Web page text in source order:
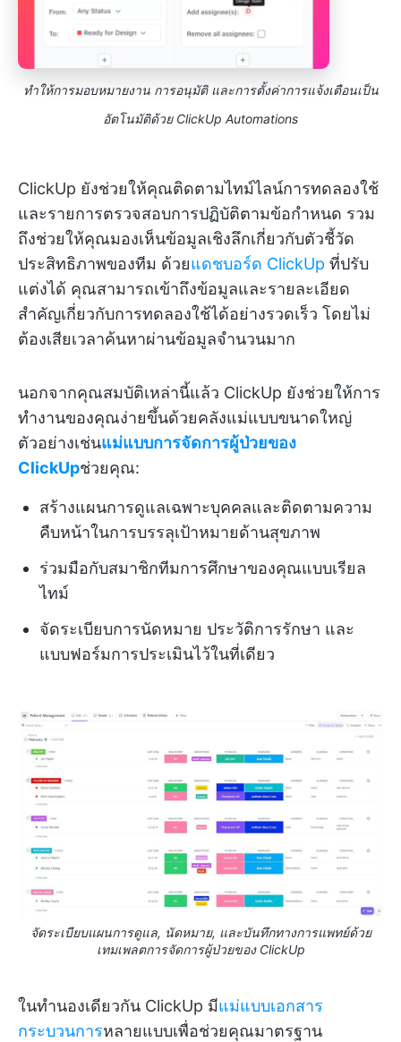
ทำให้การมอบหมายงาน การอนุมัติ และการตั้งค่าการแจ้งเตือนเป็น
อัตโนมัติด้วย ClickUp Automations
ClickUp ยังช่วยให้คุณติดตามไทม์ไลน์การทดลองใช้
และรายการตรวจสอบการปฏิบัติตามข้อกำหนด รวม
ถึงช่วยให้คุณมองเห็นข้อมูลเชิงลึกเกี่ยวกับตัวชี้วัด
ประสิทธิภาพของทีม ด้วยแดชบอร์ด ClickUp ที่ปรับ
แต่งได้ คุณสามารถเข้าถึงข้อมูลและรายละเอียด
สำคัญเกี่ยวกับการทดลองใช้ได้อย่างรวดเร็ว โดยไม่
ต้องเสียเวลาค้นหาผ่านข้อมูลจำนวนมาก
นอกจากคุณสมบัติเหล่านี้แล้ว ClickUp ยังช่วยให้การ
ทำงานของคุณง่ายขึ้นด้วยคลังแม่แบบขนาดใหญ่
ตัวอย่างเช่นแม่แบบการจัดการผู้ป่วยของ
ClickUpช่วยคุณ:
สร้างแผนการดูแลเฉพาะบุคคลและติดตามความ
คืบหน้าในการบรรลุเป้าหมายด้านสุขภาพ
ร่วมมือกับสมาชิกทีมการศึกษาของคุณแบบเรียล
ไทม์
จัดระเบียบการนัดหมาย ประวัติการรักษา และ
แบบฟอร์มการประเมินไว้ในที่เดียว
จัดระเบียบแผนการดูแล, นัดหมาย, และบันทึกทางการแพทย์ด้วย
เทมเพลตการจัดการผู้ป่วยของ ClickUp
ในทำนองเดียวกัน ClickUp มีแม่แบบเอกสาร
กระบวนการหลายแบบเพื่อช่วยคุณมาตรฐาน